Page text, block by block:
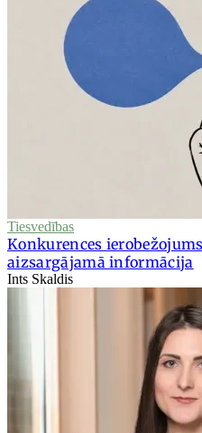
Tiesvedības
Konkurences
aizsargājamā informācija
Ints Skaldis